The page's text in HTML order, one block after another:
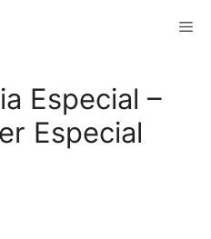
Especial –
Especial